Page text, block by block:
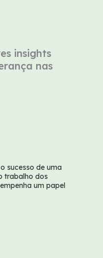
insights
nas
sucesso de uma
trabalho dos
um papel